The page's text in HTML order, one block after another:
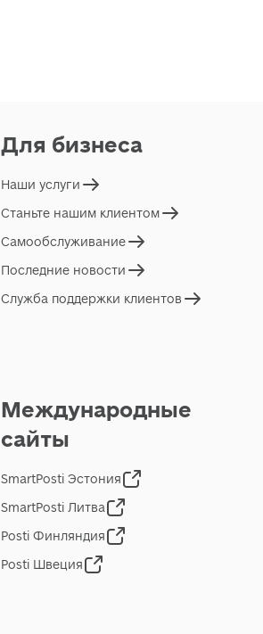
Для бизнеса
Наши услуги
Станьте нашим клиентом
Самообслуживание
Последние новости
Служба поддержки клиентов
Международные
сайты
SmartPosti Эстония
SmartPosti Литва
Posti Финляндия
Posti Швеция